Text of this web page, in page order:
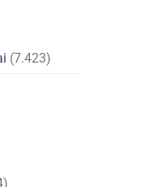
(7.423)